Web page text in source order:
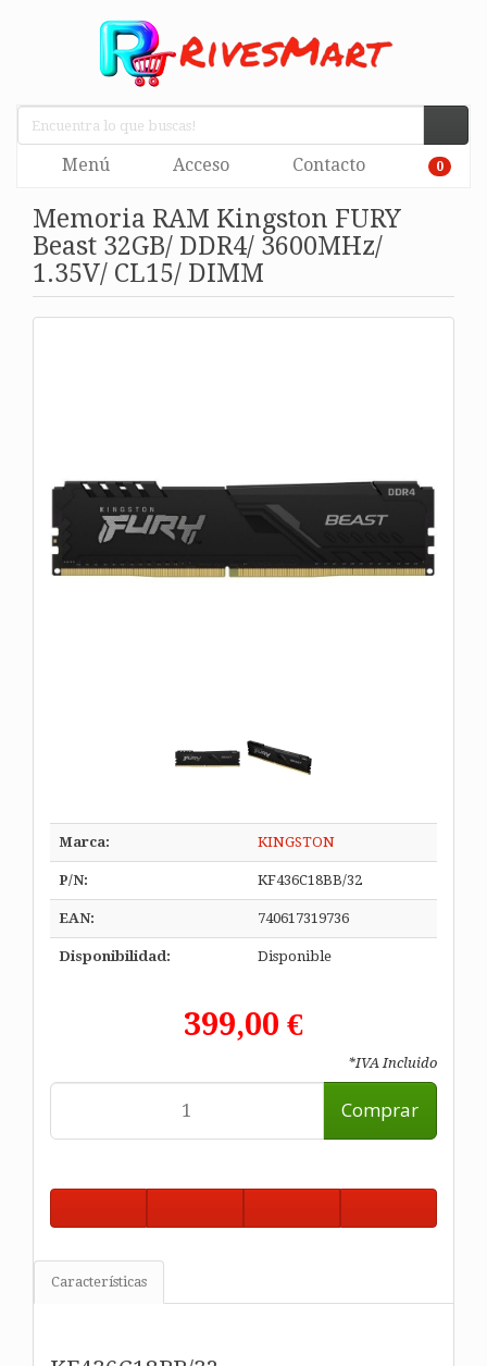
Menú Acceso Contacto 0
Memoria RAM Kingston FURY
Beast 32GB/ DDR4/ 3600MHz/
1.35V/ CL15/ DIMM
Marca: KINGSTON
P/N: KF436C18BB/32
EAN: 740617319736
Disponibilidad: Disponible
399,00 €
*IVA Incluido
Comprar
Características